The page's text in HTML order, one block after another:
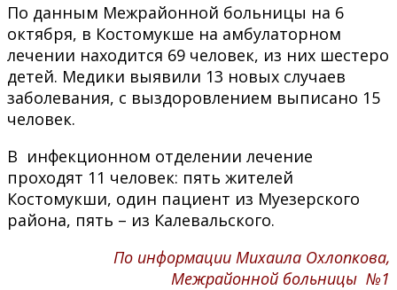
По данным Межрайонной больницы на 6
октября, в Костомукше на амбулаторном
лечении находится 69 человек, из них шестеро
детей. Медики выявили 13 новых случаев
заболевания, с выздоровлением выписано 15
человек.
В инфекционном отделении лечение
проходят 11 человек: пять жителей
Костомукши, один пациент из Муезерского
района, пять – из Калевальского.
По информации Михаила Охлопкова,
Межрайонной больницы №1